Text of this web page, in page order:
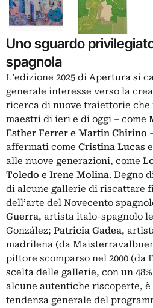
Uno sguardo
spagnola
L’edizione 2025 di Apertura si
generale interesse verso la
ricerca di nuove traiettorie che
maestri di ieri e di oggi – come
Esther Ferrer e Martin Chirino
affermati come Cristina Lucas e
alle nuove generazioni, come
Toledo e Irene Molina. Degno
di alcune gallerie di riscattare
dell’arte del Novecento
Guerra, artista italo-spagnolo
González; Patricia Gadea,
madrilena (da
pittore scomparso nel 2000 (da
scelta delle gallerie, con un
alcune autentiche riscoperte,
tendenza generale del